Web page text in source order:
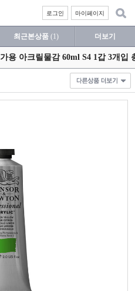
마이페이지
로그인
최근본상품 (1) 더보기
용 아크릴물감 60ml S4 1갑 3개입